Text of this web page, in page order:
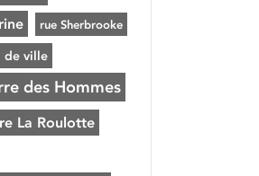
rue Sherbrooke
de ville
des Hommes
La Roulotte